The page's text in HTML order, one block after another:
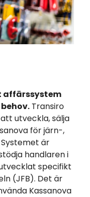
affärssystem
Transiro
utveckla, sälja
för järn-,
är
handlaren i
specifikt
(JFB). Det är
Kassanova